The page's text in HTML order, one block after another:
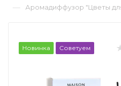
— Аромадиффузор "Цветы
Новинка Советуем